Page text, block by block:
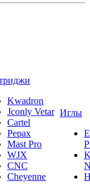
Kwadron
Jconly Vetar
Cartel
Pepax
Mast Pro
WJX
CNC
Cheyenne
Иглы